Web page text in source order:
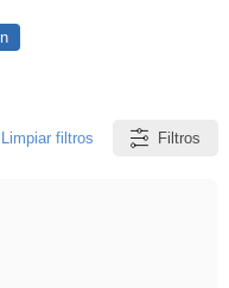
Limpiar filtros Filtros